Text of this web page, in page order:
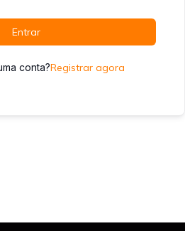
Entrar
conta?Registrar agora